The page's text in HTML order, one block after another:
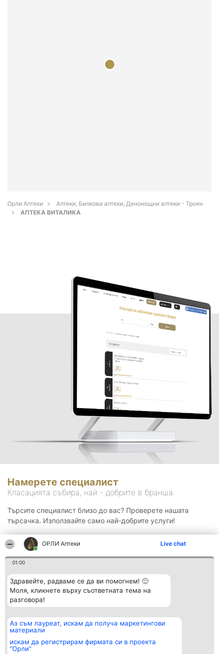
ОРЛИ Аптеки Live chat
01:00
Здравейте, радваме се да ви помогнем! 🙂
Моля, кликнете върху съответната тема на
разговора!
Аз съм лауреат, искам да получа маркетингови
материали
искам да регистрирам фирмата си в проекта
"Орли"
Орли Аптеки
Аптеки, Билкови аптеки, Денонощни аптеки - Троян
АПТЕКА ВИТАЛИКА
Намерете специалист
Класацията събира, най - добрите в бранша.
Търсите специалист близо до вас? Проверете нашата
търсачка. Използвайте само най-добрите услуги!
Организатор на
класиране
BulevardulAleea Timișul De
Sus Nr. 2, Bl. A30, Sc. A, Et.
Класация
всички
Контакти